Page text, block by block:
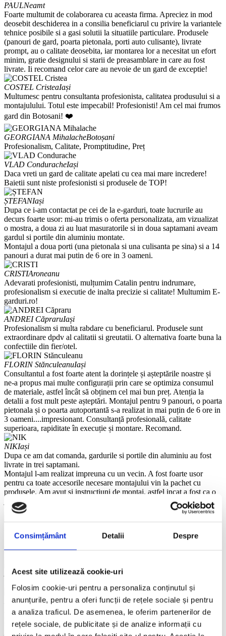
Consimțământ Detalii Despre
Acest site utilizează cookie-uri
Folosim cookie-uri pentru a personaliza conținutul și
anunțurile, pentru a oferi funcții de rețele sociale și pentru
a analiza traficul. De asemenea, le oferim partenerilor de
rețele sociale, de publicitate și de analize informații cu
PAULNeamt
Foarte multumit de colaborarea cu aceasta firma. Apreciez in mod
deosebit deschiderea in a consilia beneficiarul cu privire la variantele
tehnice posibile si a gasi solutii la situatiile particulare. Produsele
(panouri de gard, poarta pietonala, porti auto culisante), livrate
prompt, au o calitate deosebita, iar montarea lor a necesitat un efort
minim, gratie designului si starii de preasamblare in care au fost
livrate. Ii recomand celor care au nevoie de un gard de exceptie!
COSTEL CristeaIași
Multumesc pentru consultanta profesionista, calitatea produsului si a
montajulului. Totul este impecabil! Profesionisti! Am cel mai frumos
gard din Botosani! ❤️
GEORGIANA MihalacheBotoșani
Profesionalism, Calitate, Promptitudine, Preț
VLAD ConduracheIași
Daca vreti un gard de calitate apelati cu cea mai mare incredere!
Baietii sunt niste profesionisti si produsele de TOP!
ȘTEFANIași
Dupa ce i-am contactat pe cei de la e-garduri, toate lucrurile au
decurs foarte usor: mi-au trimis o oferta personalizata, am vizualizat
o mostra, a doua zi au luat masuratorile si in doua saptamani aveam
gardul si portile din aluminiu montate.
Montajul a doua porti (una pietonala si una culisanta pe sina) si a 14
panouri a durat mai putin de 6 ore in 3 oameni.
CRISTIAroneanu
Adevarati profesionisti, mulțumim Catalin pentru indrumare,
profesionalism si executie de inalta precizie si calitate! Multumim E-
garduri.ro!
ANDREI CăpraruIași
Profesionalism si multa rabdare cu beneficiarul. Produsele sunt
extraordinare dpdv al calitatii si greutatii. O alternativa foarte buna la
confectiile din fier/otel.
FLORIN StănculeanuIași
Consultantul a fost foarte atent la dorințele și așteptările noastre și
ne-a propus mai multe configurații prin care se optimiza consumul
de materiale, astfel încât să obținem cel mai bun preț. Atenția la
detalii a fost mult peste așteptări. Montajul pentru 9 panouri, o poarta
pietonala și o poarta autoportantă s-a realizat in mai puțin de 6 ore in
3 oameni....impresionant. Consultanță profesională, calitate
superioara, rapiditate în execuție și montare. Recomand.
NIKIași
Dupa ce am dat comanda, gardurile si portile din aluminiu au fost
livrate in trei saptamani.
Montajul l-am realizat impreuna cu un vecin. A fost foarte usor
pentru ca toate accesorile necesare montajului vin la pachet cu
produsele. Am avut si instructiuni de montaj, astfel incat a fost ca o
joaca de copil. Ne-a ajutat si faptul ca panourile si portile au o
greutate redusa fiind din aluminiu.
Sunt foarte multumit de colaborarea cu E-garduri.ro. Executia
ANDREI ScurtuIași
Foarte serioși și atenți la detalii! Recomand cu încredere!
MEDSCHOOLAV SchoolIași
Am cumparat de la e-garduri.ro atat panouri de gard cat si porti: o
poarta pietonala si o poarta de acces auto autoportanta.
Reprezentanții au fost foarte amabili. Au răspuns profesionist tututor